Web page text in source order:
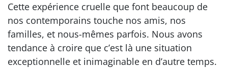
Cette expérience cruelle que font beaucoup de
nos contemporains touche nos amis, nos
familles, et nous-mêmes parfois. Nous avons
tendance à croire que c’est là une situation
exceptionnelle et inimaginable en d’autre temps.